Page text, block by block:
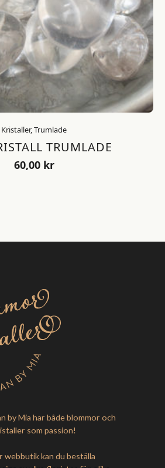
Kristaller, Trumlade
TRUMLADE
60,00 kr
by Mia har både blommor och
som passion!
webbutik kan du beställa